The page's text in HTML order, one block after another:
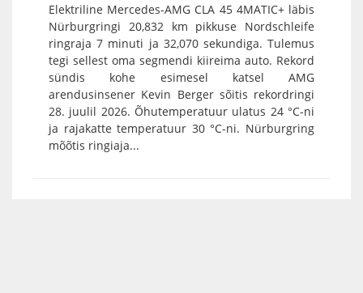
Elektriline Mercedes-AMG CLA 45 4MATIC+ läbis
Nürburgringi 20,832 km pikkuse Nordschleife
ringraja 7 minuti ja 32,070 sekundiga. Tulemus
tegi sellest oma segmendi kiireima auto. Rekord
sündis kohe esimesel katsel AMG
arendusinsener Kevin Berger sõitis rekordringi
28. juulil 2026. Õhutemperatuur ulatus 24 °C-ni
ja rajakatte temperatuur 30 °C-ni. Nürburgring
mõõtis ringiaja...